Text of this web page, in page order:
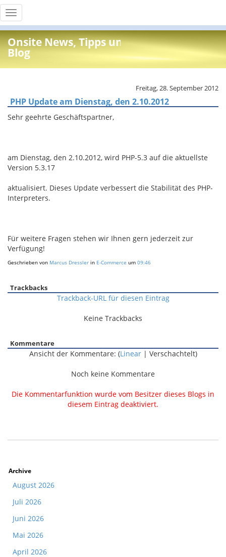
Toggle
navigation
Onsite News, Tipps und Info
Blog
Freitag, 28. September 2012
PHP Update am Dienstag, den 2.10.2012
Sehr geehrte Geschäftspartner,
am Dienstag, den 2.10.2012, wird PHP-5.3 auf die aktuellste
Version 5.3.17
aktualisiert. Dieses Update verbessert die Stabilität des PHP-
Interpreters.
Für weitere Fragen stehen wir Ihnen gern jederzeit zur
Verfügung!
Geschrieben von Marcus Dressler in E-Commerce um 09:46
Trackbacks
Trackback-URL für diesen Eintrag
Keine Trackbacks
Kommentare
Ansicht der Kommentare: (Linear| Verschachtelt)
Noch keine Kommentare
Die Kommentarfunktion wurde vom Besitzer dieses Blogs in
diesem Eintrag deaktiviert.
Archive
August 2026
Juli 2026
Juni 2026
Mai 2026
April 2026